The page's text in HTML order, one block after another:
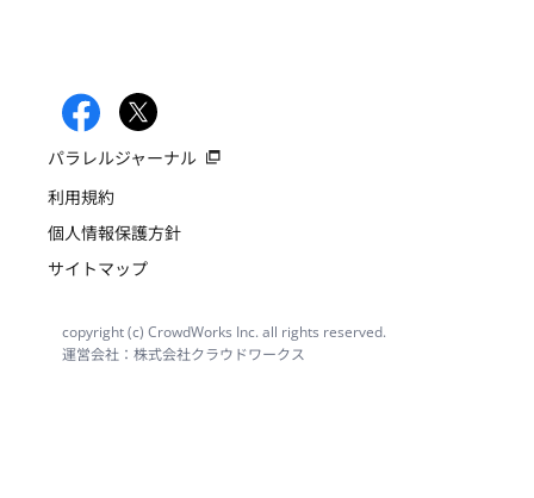
パラレルジャーナル
利用規約
個人情報保護方針
サイトマップ
copyright (c) CrowdWorks Inc. all rights reserved.
運営会社：株式会社クラウドワークス